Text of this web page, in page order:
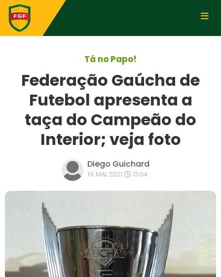
Tá no Papo!
Federação Gaúcha de
Futebol apresenta a
taça do Campeão do
Interior; veja foto
Diego Guichard
19 MAI 2021 13:04